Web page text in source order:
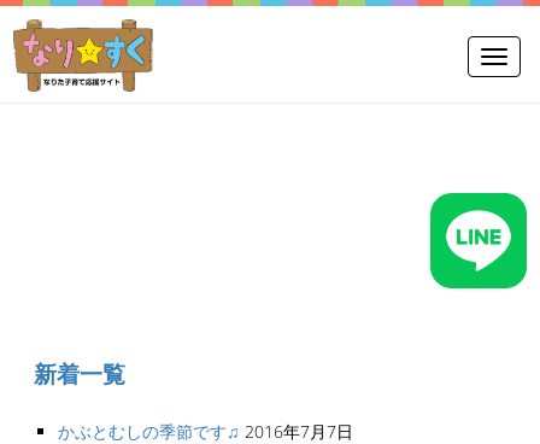
新着一覧
かぶとむしの季節です♫ 2016年7月7日